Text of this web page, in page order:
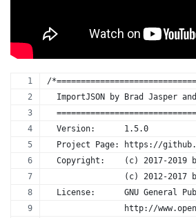
/
ImportJSON by Brad Jasper
  Version:      1.5.0
Project Page: https://
Copyright:    (c) 2017-2019
(c) 2012-2017
License:      GNU General
http://